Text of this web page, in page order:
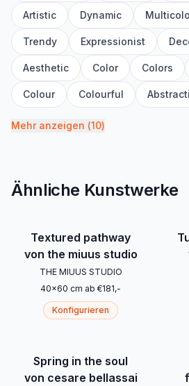
Artistic Dynamic
Trendy Expressionist
Aesthetic Color Colors
Colour Colourful
Mehr anzeigen (10)
Ähnliche Kunstwerke
Textured pathway
von the miuus studio
THE MIUUS STUDIO
40x60 cm ab €181,-
Konfigurieren
Spring in the soul
von cesare bellassai